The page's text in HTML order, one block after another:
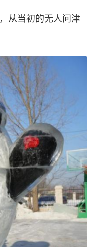
从当初的无人问津